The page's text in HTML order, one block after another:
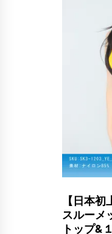
【日本
スルーメ
トップ&